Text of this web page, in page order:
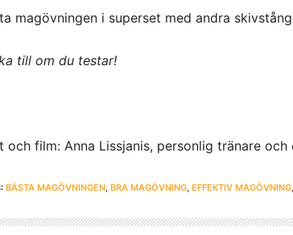
magövningen i superset med andra
till om du testar!
och film: Anna Lissjanis, personlig tränare
BÄSTA MAGÖVNINGEN, BRA MAGÖVNING, EFFEKTIV MAGÖVNING,